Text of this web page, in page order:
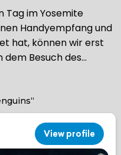
Tag im Yosemite
Handyempfang und
hat, können wir erst
Besuch des…